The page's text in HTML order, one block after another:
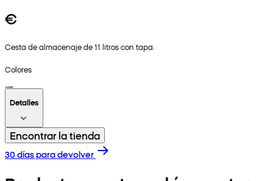
€
Cesta de almacenaje de 11 litros con tapa.
Colores
Detalles
Encontrar la tienda
30 días para devolver